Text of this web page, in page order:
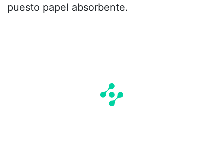
puesto papel absorbente.